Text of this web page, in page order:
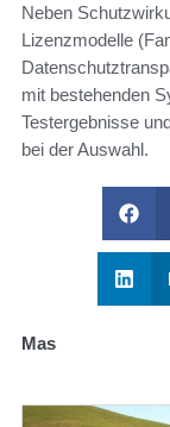
Neben
Lizenzmodelle
mit bestehenden
Testergebnisse
bei der Auswahl.
Mas